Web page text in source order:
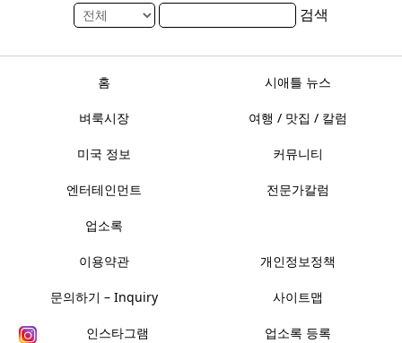
검색
홈 시애틀 뉴스
벼룩시장 여행 / 맛집 / 칼럼
미국 정보 커뮤니티
엔터테인먼트 전문가칼럼
업소록
이용약관 개인정보정책
문의하기 – Inquiry 사이트맵
인스타그램 업소록 등록